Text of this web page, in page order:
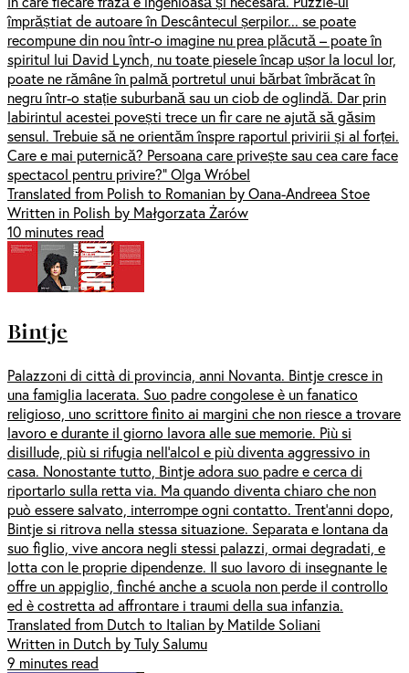
împrăștiat de autoare în Descântecul șerpilor... se poate
recompune din nou într-o imagine nu prea plăcută – poate în
spiritul lui David Lynch, nu toate piesele încap ușor la locul lor,
poate ne rămâne în palmă portretul unui bărbat îmbrăcat în
negru într-o stație suburbană sau un ciob de oglindă. Dar prin
labirintul acestei povești trece un fir care ne ajută să găsim
sensul. Trebuie să ne orientăm înspre raportul privirii și al forței.
Care e mai puternică? Persoana care privește sau cea care face
spectacol pentru privire?” Olga Wróbel
Translated from Polish to Romanian by Oana-Andreea Stoe
Written in Polish by Małgorzata Żarów
10 minutes read
Bintje
Palazzoni di città di provincia, anni Novanta. Bintje cresce in
una famiglia lacerata. Suo padre congolese è un fanatico
religioso, uno scrittore finito ai margini che non riesce a trovare
lavoro e durante il giorno lavora alle sue memorie. Più si
disillude, più si rifugia nell’alcol e più diventa aggressivo in
casa. Nonostante tutto, Bintje adora suo padre e cerca di
riportarlo sulla retta via. Ma quando diventa chiaro che non
può essere salvato, interrompe ogni contatto. Trent’anni dopo,
Bintje si ritrova nella stessa situazione. Separata e lontana da
suo figlio, vive ancora negli stessi palazzi, ormai degradati, e
lotta con le proprie dipendenze. Il suo lavoro di insegnante le
offre un appiglio, finché anche a scuola non perde il controllo
ed è costretta ad affrontare i traumi della sua infanzia.
Translated from Dutch to Italian by Matilde Soliani
Written in Dutch by Tuly Salumu
9 minutes read